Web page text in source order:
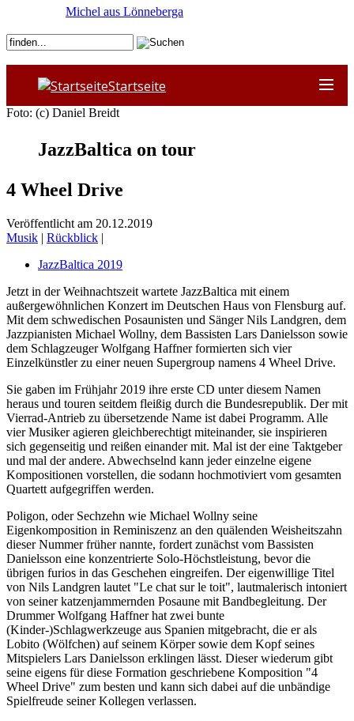
Startseite
Foto: (c) Daniel Breidt
JazzBaltica on tour
4 Wheel Drive
Veröffentlicht am 20.12.2019
Musik | Rückblick |
JazzBaltica 2019
Jetzt in der Weihnachtszeit wartete JazzBaltica mit einem
außergewöhnlichen Konzert im Deutschen Haus von Flensburg auf.
Mit dem schwedischen Posaunisten und Sänger Nils Landgren, dem
Jazzpianisten Michael Wollny, dem Bassisten Lars Danielsson sowie
dem Schlagzeuger Wolfgang Haffner formierten sich vier
Einzelkünstler zu einer neuen Supergroup namens 4 Wheel Drive.
Sie gaben im Frühjahr 2019 ihre erste CD unter diesem Namen
heraus und touren seitdem fleißig durch die Bundesrepublik. Der mit
Vierrad-Antrieb zu übersetzende Name ist dabei Programm. Alle
vier Musiker agieren gleichberechtigt miteinander, sie inspirieren
sich gegenseitig und reißen einander mit. Mal ist der eine Taktgeber
und mal der andere. Abwechselnd kann jeder einzelne eigene
Kompositionen vorstellen, die sodann hochmotiviert vom gesamten
Quartett aufgegriffen werden.
Poligon, oder Sechzehn wie Michael Wollny seine
Eigenkomposition in Reminiszenz an den quälenden Weisheitszahn
dieser Nummer früher nannte, fordert zunächst vom Bassisten
Danielsson eine konzentrierte Solo-Höchstleistung, bevor die
übrigen furios in das Geschehen eingreifen. Der eigenwillige Titel
von Nils Landgren lautet "Le chat sur le toit", lautmalerisch intoniert
von seiner katzenjammernden Posaune mit Bandbegleitung. Der
Drummer Wolfgang Haffner hat zwei bunte
(Kinder-)Schlagwerkzeuge aus Spanien mitgebracht, die er als
Lobito (Wölfchen) auf seinem Körper sowie dem Kopf seines
Mitspielers Lars Danielsson erklingen lässt. Dieser wiederum gibt
seine eigens für diese Formation geschriebene Komposition "4
Wheel Drive" zum besten und kann sich dabei auf die unbändige
Spielfreude seiner Kollegen verlassen.
Michel aus Lönneberga